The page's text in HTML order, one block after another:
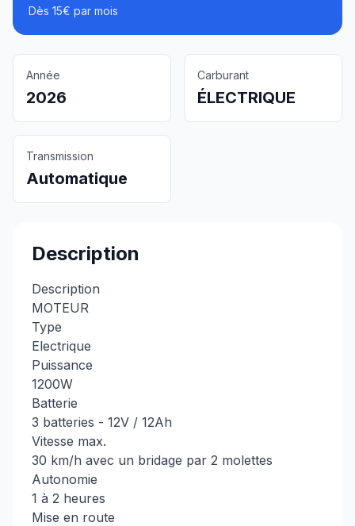
Dès 15€ par mois
Année
2026
Carburant
ÉLECTRIQUE
Transmission
Automatique
Description
Description
MOTEUR
Type
Electrique
Puissance
1200W
Batterie
3 batteries - 12V / 12Ah
Vitesse max.
30 km/h avec un bridage par 2 molettes
Autonomie
1 à 2 heures
Mise en route